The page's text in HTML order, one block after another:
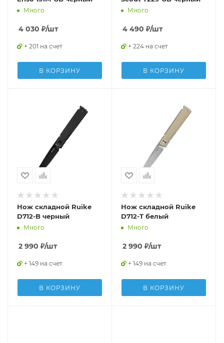
Много
4 030 ₽/шт
+ 201 на счет
В КОРЗИНУ
Много
4 490 ₽/шт
+ 224 на счет
В КОРЗИНУ
Нож складной Ruike
D712-B черный
Много
2 990 ₽/шт
+ 149 на счет
В КОРЗИНУ
Нож складной Ruike
D712-T белый
Много
2 990 ₽/шт
+ 149 на счет
В КОРЗИНУ